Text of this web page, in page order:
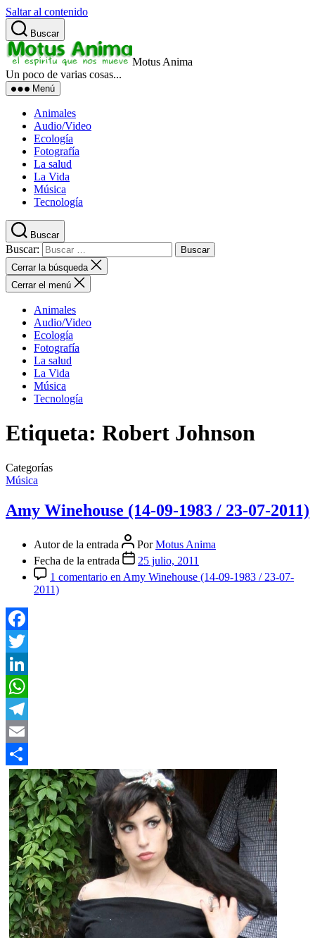
Saltar al contenido
Buscar
Motus Anima
Un poco de varias cosas...
Menú
Animales
Audio/Video
Ecología
Fotografía
La salud
La Vida
Música
Tecnología
Buscar
Buscar:
Cerrar la búsqueda
Cerrar el menú
Animales
Audio/Video
Ecología
Fotografía
La salud
La Vida
Música
Tecnología
Etiqueta: Robert Johnson
Categorías
Música
Amy Winehouse (14-09-1983 / 23-07-2011)
Autor de la entrada PorMotus Anima
Fecha de la entrada
25 julio, 2011
1 comentario en Amy Winehouse (14-09-1983 / 23-07-
2011)
Facebook
Twitter
LinkedIn
WhatsApp
Telegram
Email
Compartir